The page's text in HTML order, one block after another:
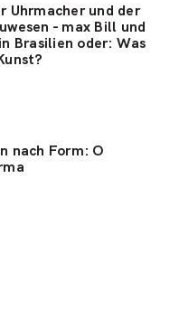
Uhrmacher und der
- max Bill und
Brasilien oder: Was
nach Form: O